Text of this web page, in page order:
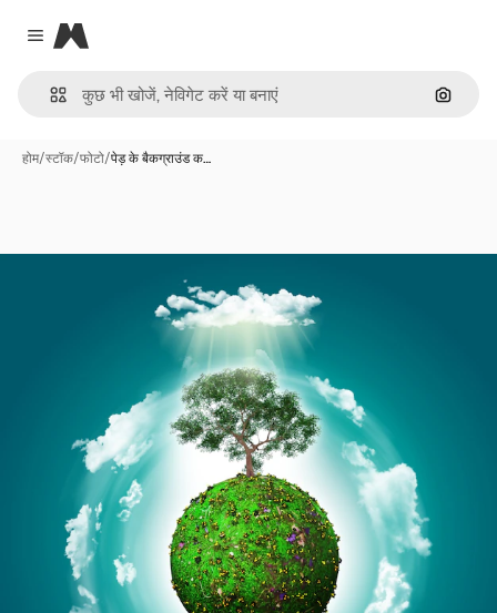
Close menu
Magnific
इमेज से
होम/स्टॉक/फोटो/पेड़ के बैकग्राउंड क…